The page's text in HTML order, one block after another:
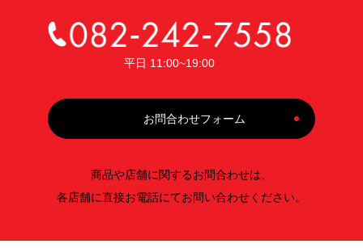
平日 11:00~19:00
お問合わせフォーム
商品や店舗に関するお問合わせは、
各店舗に直接お電話にてお問い合わせください。